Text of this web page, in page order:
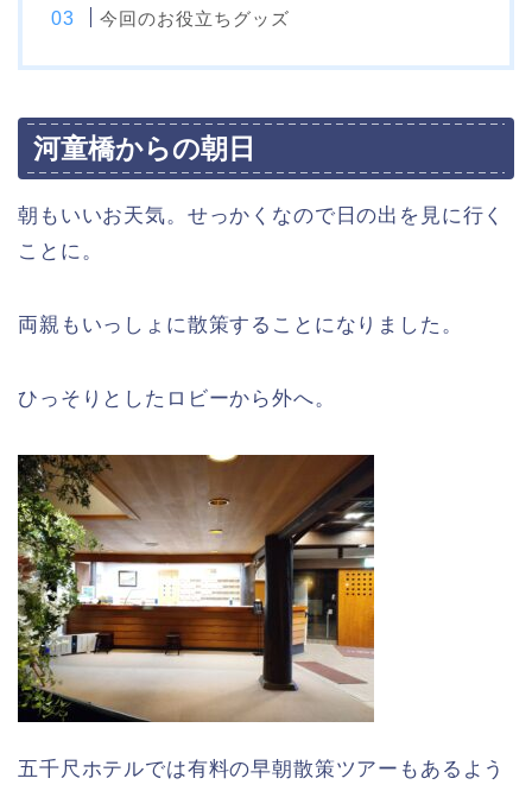
今回のお役立ちグッズ
河童橋からの朝日
朝もいいお天気。せっかくなので日の出を見に行く
ことに。
両親もいっしょに散策することになりました。
ひっそりとしたロビーから外へ。
五千尺ホテルでは有料の早朝散策ツアーもあるよう